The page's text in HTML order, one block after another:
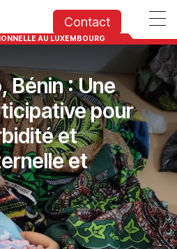
Contact
AU LUXEMBOURG
Bénin : Une
pour
et
et